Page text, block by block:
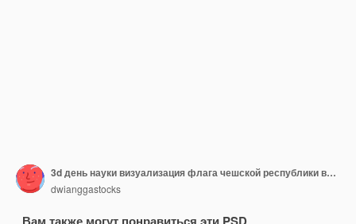
3d день науки визуализация флага чешской республики вид справа
dwianggastocks